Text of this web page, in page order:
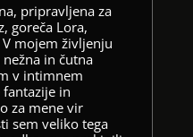
pripravljena za
goreča Lora,
mojem življenju
in čutna
v intimnem
in
za mene vir
sem veliko tega